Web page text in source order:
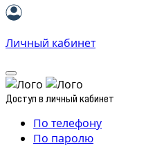
Личный кабинет
Доступ в личный кабинет
По телефону
По паролю